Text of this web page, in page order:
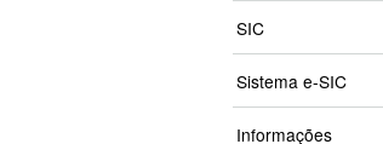
SIC
Sistema e-SIC
Informações